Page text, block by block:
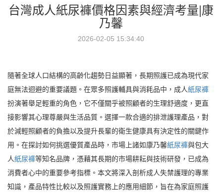
台灣成人紙尿褲價格因素與經濟考量|康
乃馨
2026-02-05 15:34:40
隨著全球人口結構的高齡化趨勢日益顯著，長期照護已成為現代家
庭無法迴避的重要議題。在眾多照護輔具與消耗品中，成人紙尿褲
扮演著舉足輕重的角色，它不僅關乎被照顧者的生理舒適度，更直
接影響其心理尊嚴與生活品質。選擇一款合適的排泄護理產品，對
於減輕照顧者的負擔以及提升長輩的衛生健康具有決定性的關鍵作
用。在探討如何挑選優質產品時，市場上諸如康乃馨紙尿褲與包大
人紙尿褲等知名品牌，憑藉其長期的市場耕耘與技術研發，已成為
消費者心中的重要參考指標。本文將深入剖析成人失禁護理的專業
知識，產品特性比較以及照護實務上的應用細節，旨在為家庭照護